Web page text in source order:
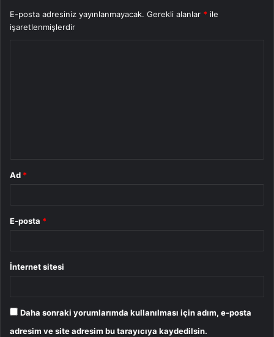
E-posta adresiniz yayınlanmayacak. Gerekli alanlar * ile
işaretlenmişlerdir
Ad *
E-posta *
İnternet sitesi
Daha sonraki yorumlarımda kullanılması için adım, e-posta
adresim ve site adresim bu tarayıcıya kaydedilsin.